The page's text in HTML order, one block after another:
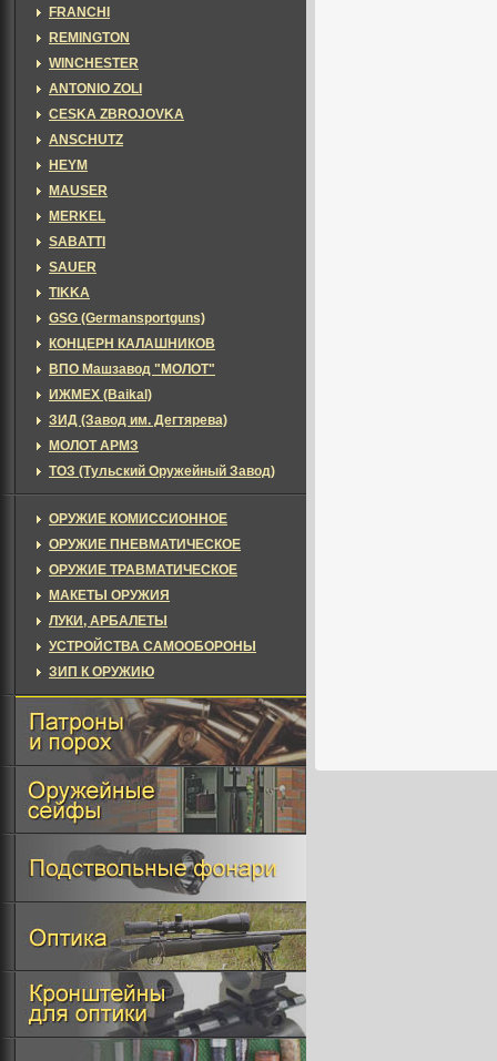
FRANCHI
REMINGTON
WINCHESTER
ANTONIO ZOLI
CESKA ZBROJOVKA
ANSCHUTZ
HEYM
MAUSER
MERKEL
SABATTI
SAUER
TIKKA
GSG (Germansportguns)
КОНЦЕРН КАЛАШНИКОВ
ВПО Машзавод "МОЛОТ"
ИЖМЕХ (Baikal)
ЗИД (Завод им. Дегтярева)
МОЛОТ АРМЗ
ТОЗ (Тульский Оружейный Завод)
ОРУЖИЕ КОМИССИОННОЕ
ОРУЖИЕ ПНЕВМАТИЧЕСКОЕ
ОРУЖИЕ ТРАВМАТИЧЕСКОЕ
МАКЕТЫ ОРУЖИЯ
ЛУКИ, АРБАЛЕТЫ
УСТРОЙСТВА САМООБОРОНЫ
ЗИП К ОРУЖИЮ